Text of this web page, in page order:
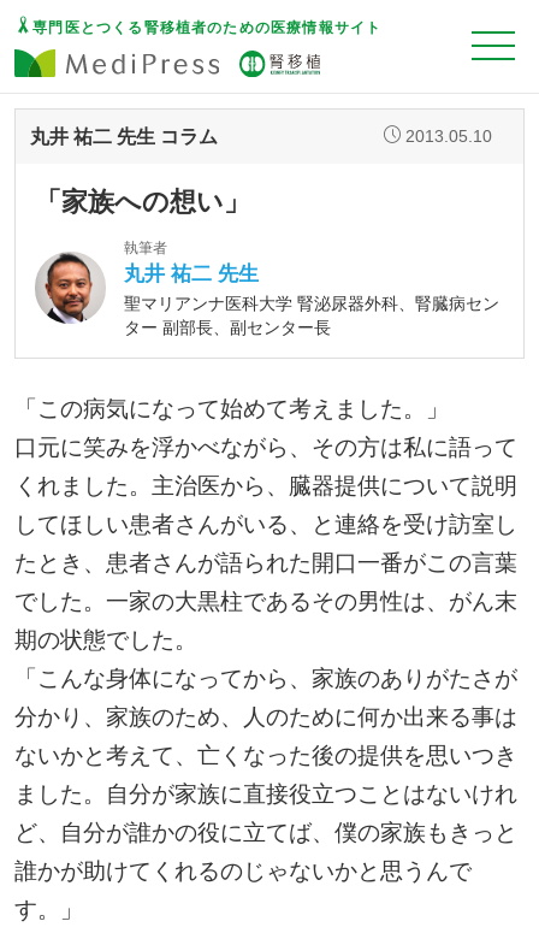
専門医とつくる腎移植者のための医療情報サイト
丸井 祐二 先生 コラム 2013.05.10
「家族への想い」
執筆者
丸井 祐二 先生
聖マリアンナ医科大学 腎泌尿器外科、腎臓病セン
ター 副部長、副センター長
「この病気になって始めて考えました。」
口元に笑みを浮かべながら、その方は私に語って
くれました。主治医から、臓器提供について説明
してほしい患者さんがいる、と連絡を受け訪室し
たとき、患者さんが語られた開口一番がこの言葉
でした。一家の大黒柱であるその男性は、がん末
期の状態でした。
「こんな身体になってから、家族のありがたさが
分かり、家族のため、人のために何か出来る事は
ないかと考えて、亡くなった後の提供を思いつき
ました。自分が家族に直接役立つことはないけれ
ど、自分が誰かの役に立てば、僕の家族もきっと
誰かが助けてくれるのじゃないかと思うんで
す。」